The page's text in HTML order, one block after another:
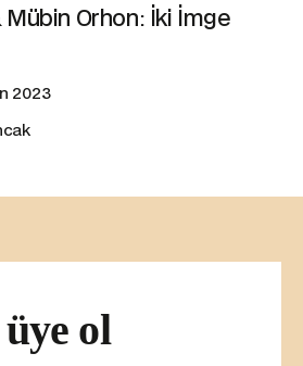
Orhon: İki İmge
2023
ol